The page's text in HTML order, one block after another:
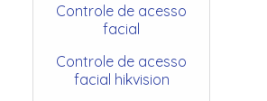
Controle de acesso
facial
Controle de acesso
facial hikvision